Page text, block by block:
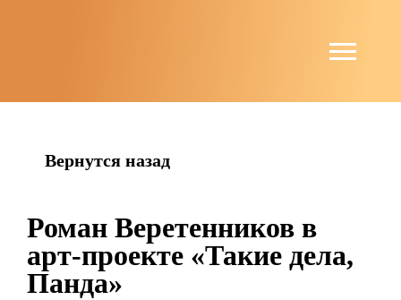
Вернутся назад
Роман Веретенников в
арт-проекте «Такие дела,
Панда»